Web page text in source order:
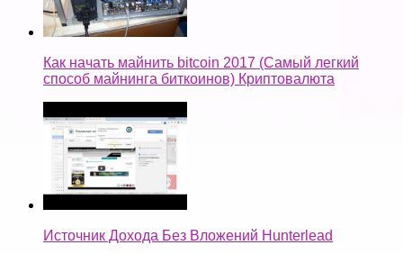
Как начать майнить bitcoin 2017 (Самый легкий
способ майнинга биткоинов) Криптовалюта
Источник Дохода Без Вложений Hunterlead